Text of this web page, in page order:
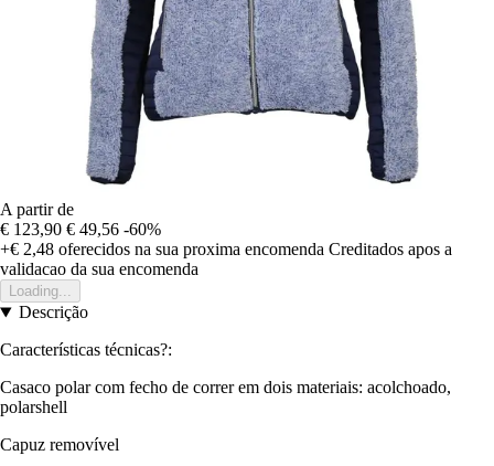
A partir de
€ 123,90 € 49,56 -60%
+€ 2,48 oferecidos na sua proxima encomenda Creditados apos a
validacao da sua encomenda
Loading...
Descrição
Características técnicas?:
Casaco polar com fecho de correr em dois materiais: acolchoado,
polarshell
Capuz removível